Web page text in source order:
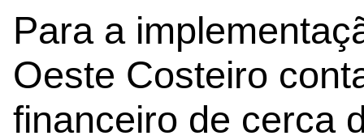
Para a
Oeste Costeiro
financeiro de cerca